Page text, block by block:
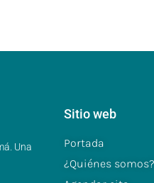
Una
Sitio web
Portada
¿Quiénes somos?